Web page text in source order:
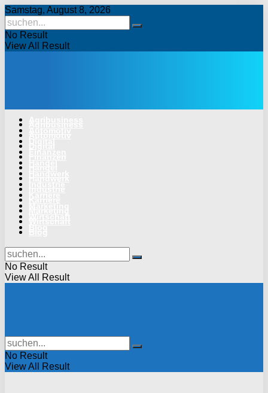
Samstag, August 8, 2026
No Result
View All Result
No Result
View All Result
No Result
View All Result